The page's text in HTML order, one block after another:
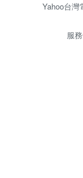
Yahoo台
服